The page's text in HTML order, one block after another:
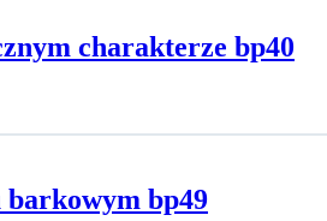
charakterze bp40
bp49